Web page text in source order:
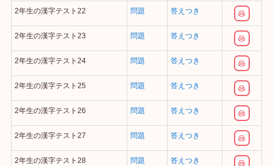
2年生の漢字テスト22 問題 答えつき
2年生の漢字テスト23 問題 答えつき
2年生の漢字テスト24 問題 答えつき
2年生の漢字テスト25 問題 答えつき
2年生の漢字テスト26 問題 答えつき
2年生の漢字テスト27 問題 答えつき
2年生の漢字テスト28 問題 答えつき